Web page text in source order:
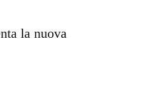
la nuova